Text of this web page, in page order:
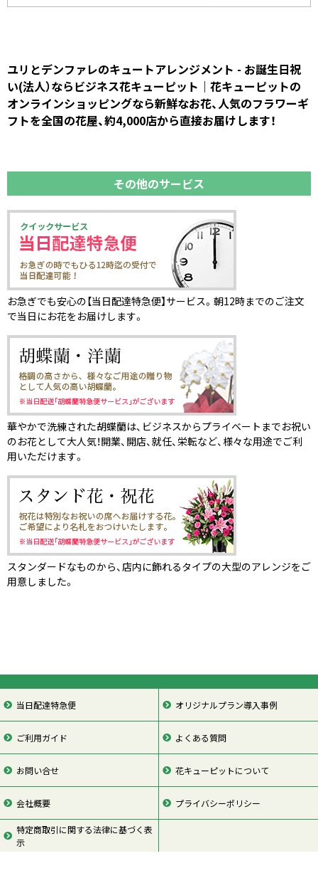
ユリとデンファレのキュートアレンジメント - お誕生日祝
い(法人）ならビジネス花キューピット｜花キューピットの
オンラインショッピングなら新鮮なお花、人気のフラワーギ
フトを全国の花屋、約4,000店から直接お届けします！
その他のサービス
お急ぎでも安心の【当日配達特急便】サービス。朝12時までのご注文
で当日にお花をお届けします。
華やかで洗練された胡蝶蘭は、ビジネスからプライベートまでお祝い
のお花として大人気！開業、開店、就任、栄転など、様々な用途でご利
用いただけます。
スタンダードなものから、店内に飾れるタイプの大型のアレンジをご
用意しました。
当日配達特急便 オリジナルプラン導入事例
ご利用ガイド よくある質問
お問い合せ 花キューピットについて
会社概要 プライバシーポリシー
特定商取引に関する法律に基づく表
示